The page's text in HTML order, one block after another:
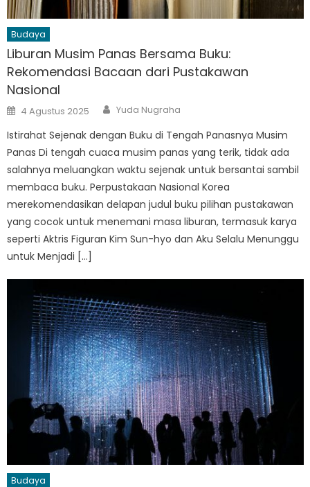
Budaya
Liburan Musim Panas Bersama Buku:
Rekomendasi Bacaan dari Pustakawan
Nasional
Posted
on
4 Agustus 2025 Author
Yuda Nugraha
Istirahat Sejenak dengan Buku di Tengah Panasnya Musim
Panas Di tengah cuaca musim panas yang terik, tidak ada
salahnya meluangkan waktu sejenak untuk bersantai sambil
membaca buku. Perpustakaan Nasional Korea
merekomendasikan delapan judul buku pilihan pustakawan
yang cocok untuk menemani masa liburan, termasuk karya
seperti Aktris Figuran Kim Sun-hyo dan Aku Selalu Menunggu
untuk Menjadi […]
Budaya